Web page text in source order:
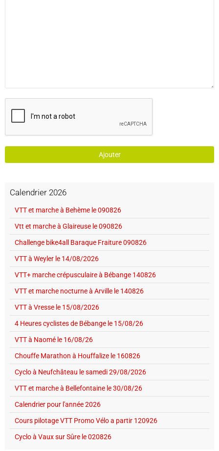
Ajouter
Calendrier 2026
VTT et marche à Behème le 090826
Vtt et marche à Glaireuse le 090826
Challenge bike4all Baraque Fraiture 090826
VTT à Weyler le 14/08/2026
VTT+ marche crépusculaire à Bébange 140826
VTT et marche nocturne à Arville le 140826
VTT à Vresse le 15/08/2026
4 Heures cyclistes de Bébange le 15/08/26
VTT à Naomé le 16/08/26
Chouffe Marathon à Houffalize le 160826
Cyclo à Neufchâteau le samedi 29/08/2026
VTT et marche à Bellefontaine le 30/08/26
Calendrier pour l'année 2026
Cours pilotage VTT Promo Vélo a partir 120926
Cyclo à Vaux sur Sûre le 020826